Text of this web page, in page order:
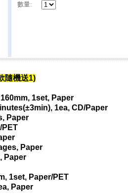
數量:
隨機送1)
1set, Paper
1ea, CD/Paper
Paper
PET
Paper
Paper
1set, Paper/PET
Paper